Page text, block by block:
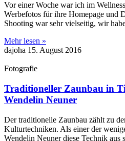
Vor einer Woche war ich im
Werbefotos für ihre Homepage und
Shooting war sehr vielseitig, wir
Mehr lesen »
dajoha 15. August 2016
Fotografie
Traditioneller Zaunbau in
Wendelin Neuner
Der traditionelle Zaunbau zählt zu
Kulturtechniken. Als einer der
Wendelin Neuner diese Technik aus